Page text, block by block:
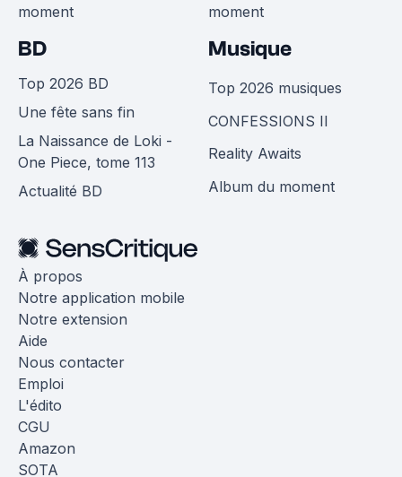
moment
moment
BD
Top 2026 BD
Une fête sans fin
La Naissance de Loki -
One Piece, tome 113
Actualité BD
Musique
Top 2026 musiques
CONFESSIONS II
Reality Awaits
Album du moment
À propos
Notre application mobile
Notre extension
Aide
Nous contacter
Emploi
L'édito
CGU
Amazon
SOTA